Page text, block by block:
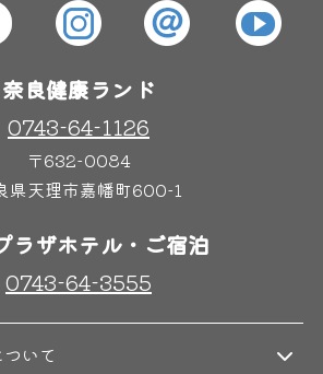
ド
奈良健康ランド
0743-64-1126
〒632-0084
県天理市嘉幡町600-1
ラザホテル・ご宿泊
0743-64-3555
いて